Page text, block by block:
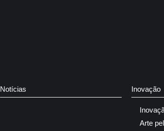
Notícias Inovação
Arte